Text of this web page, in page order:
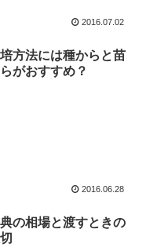
2016.07.02
方法には種からと苗
がおすすめ？
2016.06.28
の相場と渡すときの